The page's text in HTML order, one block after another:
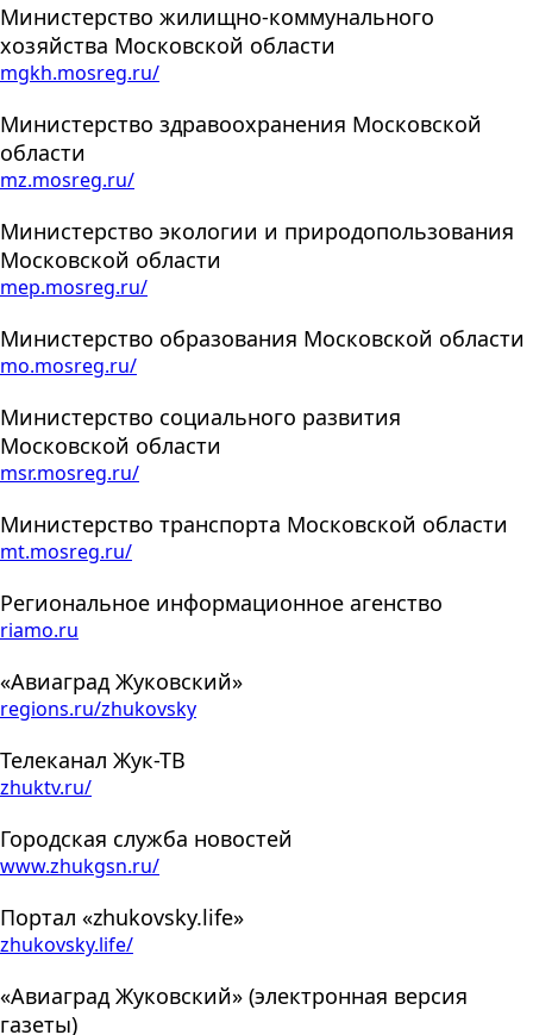
Министерство жилищно-коммунального
хозяйства Московской области
mgkh.mosreg.ru/
Министерство здравоохранения Московской
области
mz.mosreg.ru/
Министерство экологии и природопользования
Московской области
mep.mosreg.ru/
Министерство образования Московской области
mo.mosreg.ru/
Министерство социального развития
Московской области
msr.mosreg.ru/
Министерство транспорта Московской области
mt.mosreg.ru/
Региональное информационное агенство
riamo.ru
«Авиаград Жуковский»
regions.ru/zhukovsky
Телеканал Жук-ТВ
zhuktv.ru/
Городская служба новостей
www.zhukgsn.ru/
Портал «zhukovsky.life»
zhukovsky.life/
«Авиаград Жуковский» (электронная версия
газеты)